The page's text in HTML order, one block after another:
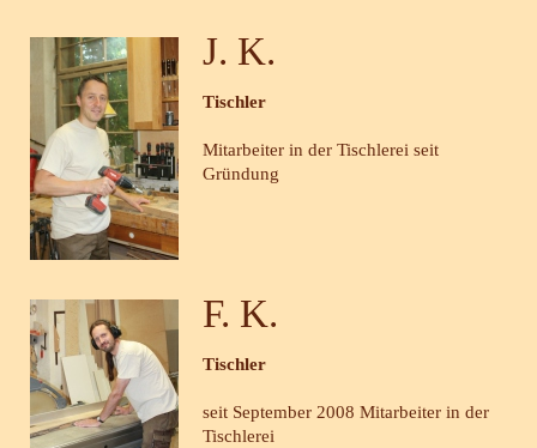
J. K.
Tischler
Mitarbeiter in der Tischlerei seit
Gründung
F. K.
Tischler
seit September 2008 Mitarbeiter in der
Tischlerei